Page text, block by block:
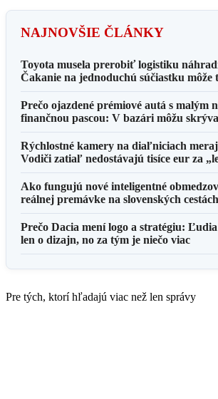
NAJNOVŠIE ČLÁNKY
Toyota musela prerobiť logistiku
Čakanie na jednoduchú súčiastku môže
Prečo ojazdené prémiové autá s malým
finančnou pascou: V bazári môžu
Rýchlostné kamery na diaľniciach
Vodiči zatiaľ nedostávajú tisíce eur za
Ako fungujú nové inteligentné
reálnej premávke na slovenských cestách
Prečo Dacia mení logo a stratégiu:
len o dizajn, no za tým je niečo viac
Pre tých, ktorí hľadajú viac než len správy